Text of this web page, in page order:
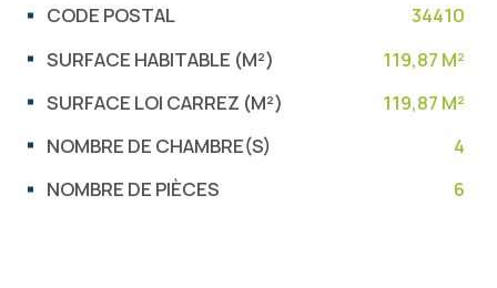
Caractérisque Valeurs
CODE POSTAL
34410
SURFACE HABITABLE (M²)
119,87 M²
SURFACE LOI CARREZ (M²)
119,87 M²
NOMBRE DE CHAMBRE(S)
4
NOMBRE DE PIÈCES
6